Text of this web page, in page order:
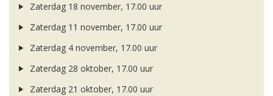
Zaterdag 18 november, 17.00 uur
Zaterdag 11 november, 17.00 uur
Zaterdag 4 november, 17.00 uur
Zaterdag 28 oktober, 17.00 uur
Zaterdag 21 oktober, 17.00 uur